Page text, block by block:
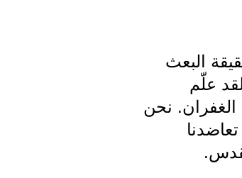
البعث
علّم
الغفران. نحن